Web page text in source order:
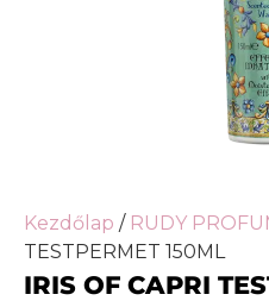
Kezdőlap / RUDY
TESTPERMET 150ML
IRIS OF CAPRI